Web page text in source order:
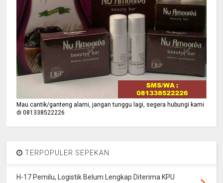
Mau cantik/ganteng alami, jangan tunggu lagi, segera hubungi kami
di 081338522226
TERPOPULER SEPEKAN
H-17 Pemilu, Logistik Belum Lengkap Diterima KPU